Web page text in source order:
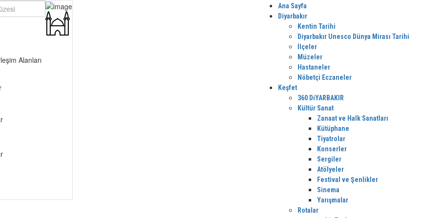
Alanları
Ana Sayfa
Diyarbakır
Kentin Tarihi
Diyarbakır Unesco Dünya Mirası Tarihi
İlçeler
Müzeler
Hastaneler
Nöbetçi Eczaneler
Keşfet
360 DiYARBAKIR
Kültür Sanat
Zanaat ve Halk Sanatları
Kütüphane
Tiyatrolar
Konserler
Sergiler
Atölyeler
Festival ve Şenlikler
Sinema
Yarışmalar
Rotalar